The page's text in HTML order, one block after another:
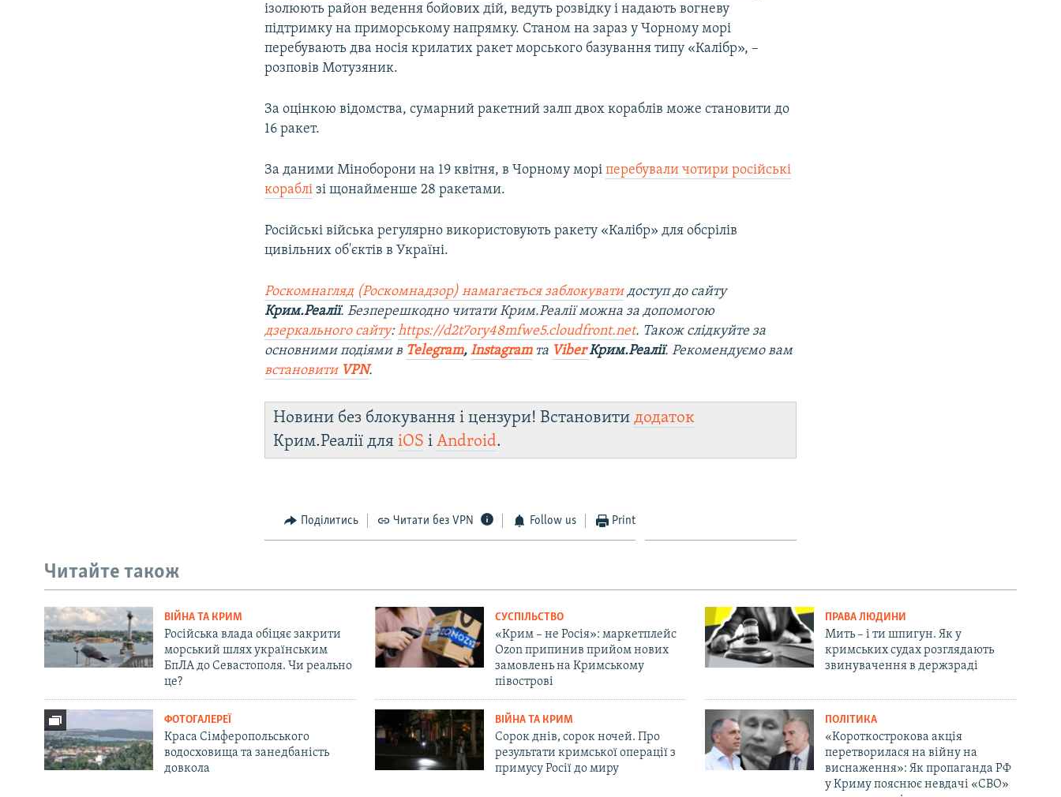
ізолюють район ведення бойових дій, ведуть розвідку і надають вогневу
підтримку на приморському напрямку. Станом на зараз у Чорному морі
перебувають два носія крилатих ракет морського базування типу «Калібр», –
розповів Мотузяник.
За оцінкою відомства, сумарний ракетний залп двох кораблів може становити до
16 ракет.
За даними Міноборони на 19 квітня, в Чорному моріперебували чотири російські
кораблі зі щонайменше 28 ракетами.
Російські війська регулярно використовують ракету «Калібр» для обсрілів
цивільних об'єктів в Україні.
Роскомнагляд (Роскомнадзор) намагається заблокуватидоступ до сайту
Крим.Реалії. Безперешкодно читати Крим.Реалії можна за допомогою
дзеркального сайту:https://d2t7ory48mfwe5.cloudfront.net. Також слідкуйте за
основними подіями в Telegram,Instagramта ViberКрим.Реалії. Рекомендуємо вам
встановити VPN.
Новини без блокування і цензури! Встановитидодаток
Крим.Реалії дляiOS іAndroid.
Поділитись Читати без VPN Follow us Print
Читайте також
ВІЙНА ТА КРИМ
Російська влада обіцяє закрити
морський шлях українським
БпЛА до Севастополя. Чи реально
це?
СУСПІЛЬСТВО
«Крим – не Росія»: маркетплейс
Ozon припинив прийом нових
замовлень на Кримському
півострові
ПРАВА ЛЮДИНИ
Мить – і ти шпигун. Як у
кримських судах розглядають
звинувачення в держзраді
ФОТОГАЛЕРЕЇ
Краса Сімферопольського
водосховища та занедбаність
довкола
ВІЙНА ТА КРИМ
Сорок днів, сорок ночей. Про
результати кримської операції з
примусу Росії до миру
ПОЛІТИКА
«Короткострокова акція
перетворилася на війну на
виснаження»: Як пропаганда РФ
у Криму пояснює невдачі «СВО»